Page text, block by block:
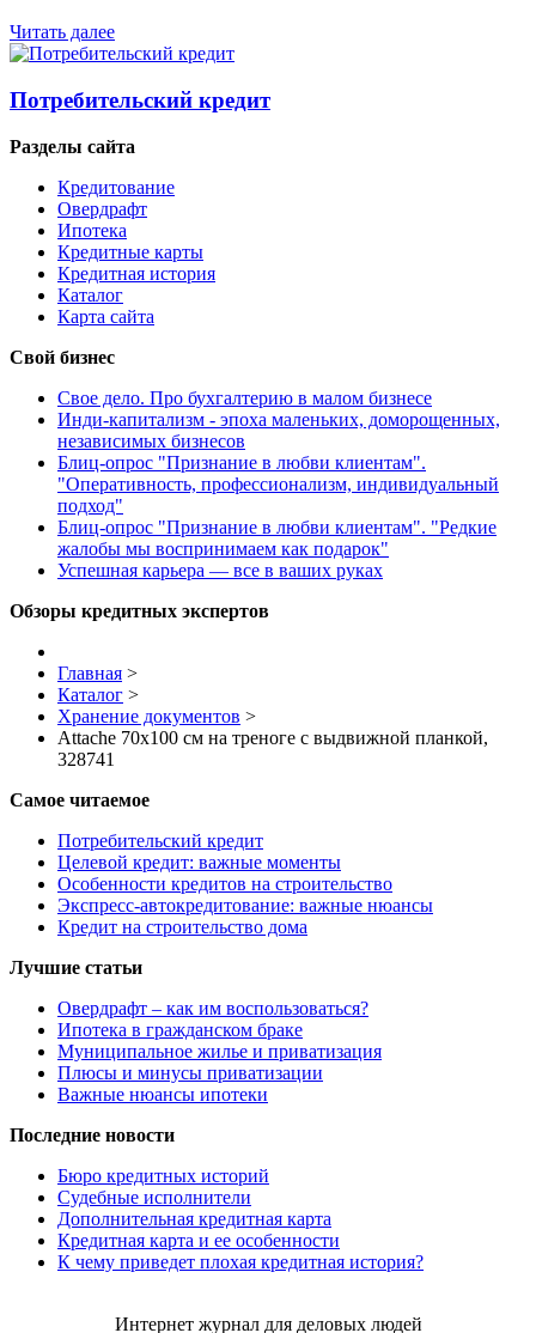
Читать далее
Потребительский кредит
Разделы сайта
Кредитование
Овердрафт
Ипотека
Кредитные карты
Кредитная история
Каталог
Карта сайта
Свой бизнес
Свое дело. Про бухгалтерию в малом бизнесе
Инди-капитализм - эпоха маленьких, доморощенных,
независимых бизнесов
Блиц-опрос "Признание в любви клиентам".
"Оперативность, профессионализм, индивидуальный
подход"
Блиц-опрос "Признание в любви клиентам". "Редкие
жалобы мы воспринимаем как подарок"
Успешная карьера — все в ваших руках
Обзоры кредитных экспертов
Главная >
Каталог >
Хранение документов >
Attache 70х100 см на треноге с выдвижной планкой,
328741
Самое читаемое
Потребительский кредит
Целевой кредит: важные моменты
Особенности кредитов на строительство
Экспресс-автокредитование: важные нюансы
Кредит на строительство дома
Лучшие статьи
Овердрафт – как им воспользоваться?
Ипотека в гражданском браке
Муниципальное жилье и приватизация
Плюсы и минусы приватизации
Важные нюансы ипотеки
Последние новости
Бюро кредитных историй
Судебные исполнители
Дополнительная кредитная карта
Кредитная карта и ее особенности
К чему приведет плохая кредитная история?
Интернет журнал для деловых людей